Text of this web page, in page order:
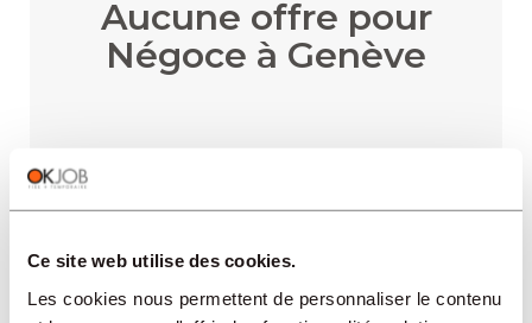
Ce site web utilise des cookies.
Les cookies nous permettent de personnaliser le contenu
Aucune offre pour
Négoce à Genève